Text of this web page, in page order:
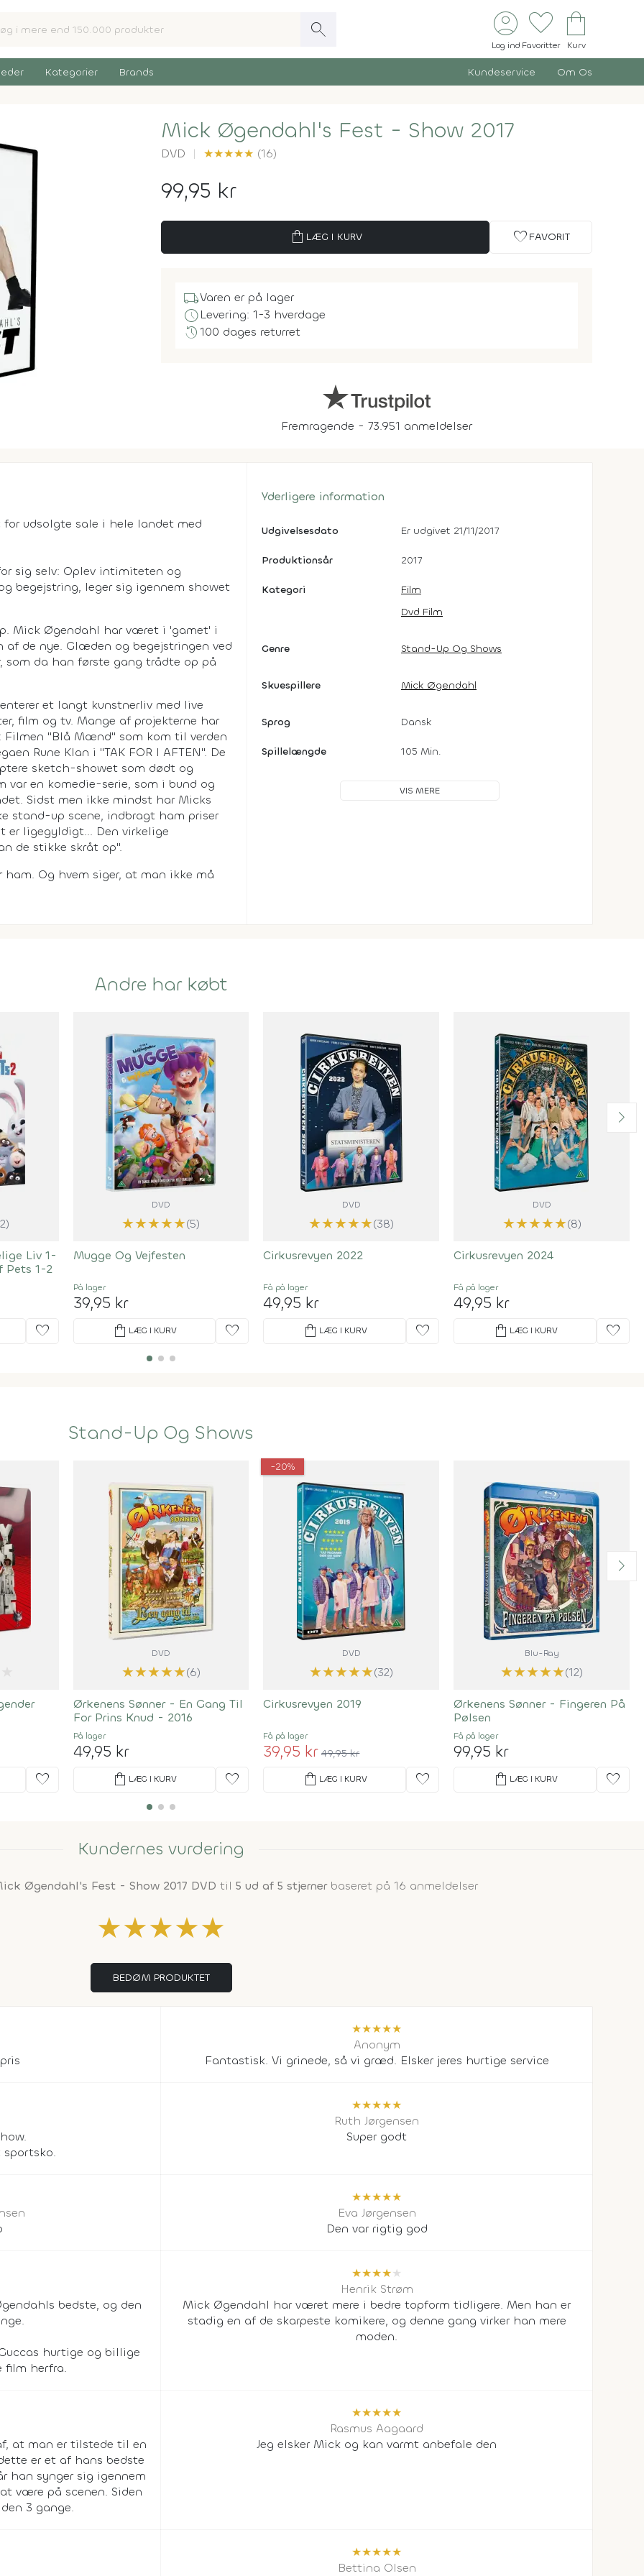
search account_circle
Log ind
favorite
Favoritter
shopping_bag
Kurv
Kategorier Brands Kundeservice Om Os
Mick Øgendahl's Fest - Show 2017
DVD ★★★★★ (16)
99,95 kr
shopping_bag LÆG I KURV favorite FAVORIT
local_shippingVaren er på lager
scheduleLevering: 1-3 hverdage
history100 dages returret
Fremragende - 73.951 anmeldelser
for udsolgte sale i hele landet med
sig selv: Oplev intimiteten og
begejstring, leger sig igennem showet
Mick Øgendahl har været i 'gamet' i
af de nye. Glæden og begejstringen ved
da han første gang trådte op på
et langt kunstnerliv med live
film og tv. Mange af projekterne har
"Blå Mænd" som kom til verden
Rune Klan i "TAK FOR I AFTEN". De
sketch-showet som dødt og
var en komedie-serie, som i bund og
Sidst men ikke mindst har Micks
stand-up scene, indbragt ham priser
er ligegyldigt... Den virkelige
de stikke skråt op".
ham. Og hvem siger, at man ikke må
Yderligere information
Udgivelsesdato Er udgivet 21/11/2017
Produktionsår 2017
Kategori
Film
Dvd Film
Genre Stand-Up Og Shows
Skuespillere Mick Øgendahl
Sprog Dansk
Spillelængde 105 Min.
VIS MERE
Andre har købt
Liv 1-
Pets 1-2
favorite
DVD
★★★★★(5)
Mugge Og Vejfesten
På lager
39,95 kr
shopping_bag LÆG I KURV favorite
DVD
★★★★★(38)
Cirkusrevyen 2022
Få på lager
49,95 kr
shopping_bag LÆG I KURV favorite
DVD
★★★★★(8)
Cirkusrevyen 2024
Få på lager
49,95 kr
shopping_bag LÆG I KURV favorite
Stand-Up Og Shows
favorite
DVD
★★★★★(6)
Ørkenens Sønner - En Gang Til
For Prins Knud - 2016
På lager
49,95 kr
shopping_bag LÆG I KURV favorite
-20%
DVD
★★★★★(32)
Cirkusrevyen 2019
Få på lager
39,95 kr 49,95 kr
shopping_bag LÆG I KURV favorite
Blu-Ray
★★★★★(12)
Ørkenens Sønner - Fingeren På
Pølsen
Få på lager
99,95 kr
shopping_bag LÆG I KURV favorite
Kundernes vurdering
Øgendahl's Fest - Show 2017 DVD til 5 ud af 5 stjernerbaseret på 16 anmeldelser
★★★★★
BEDØM PRODUKTET
★★★★★
Anonym
Fantastisk. Vi grinede, så vi græd. Elsker jeres hurtige service
★★★★★
Ruth Jørgensen
Super godt
★★★★★
Eva Jørgensen
Den var rigtig god
bedste, og den
hurtige og billige
film herfra.
★★★★★
Henrik Strøm
Mick Øgendahl har været mere i bedre topform tidligere. Men han er
stadig en af de skarpeste komikere, og denne gang virker han mere
moden.
at man er tilstede til en
er et af hans bedste
han synger sig igennem
være på scenen. Siden
3 gange.
★★★★★
Rasmus Aagaard
Jeg elsker Mick og kan varmt anbefale den
★★★★★
Bettina Olsen